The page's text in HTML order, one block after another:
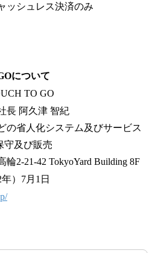
ッシュレス決済のみ
について
TO GO
長 阿久津 智紀
の省人化システム及びサービス
守及び販売
2-21-42 TokyoYard Building 8F
）7月1日